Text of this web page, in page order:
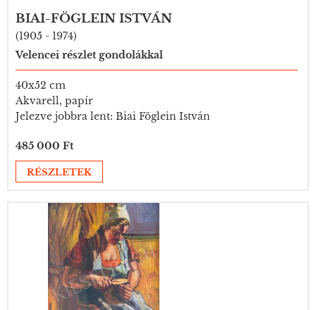
BIAI-FÖGLEIN ISTVÁN
(1905 - 1974)
Velencei részlet gondolákkal
40x52 cm
Akvarell, papír
Jelezve jobbra lent: Biai Föglein István
485 000 Ft
RÉSZLETEK